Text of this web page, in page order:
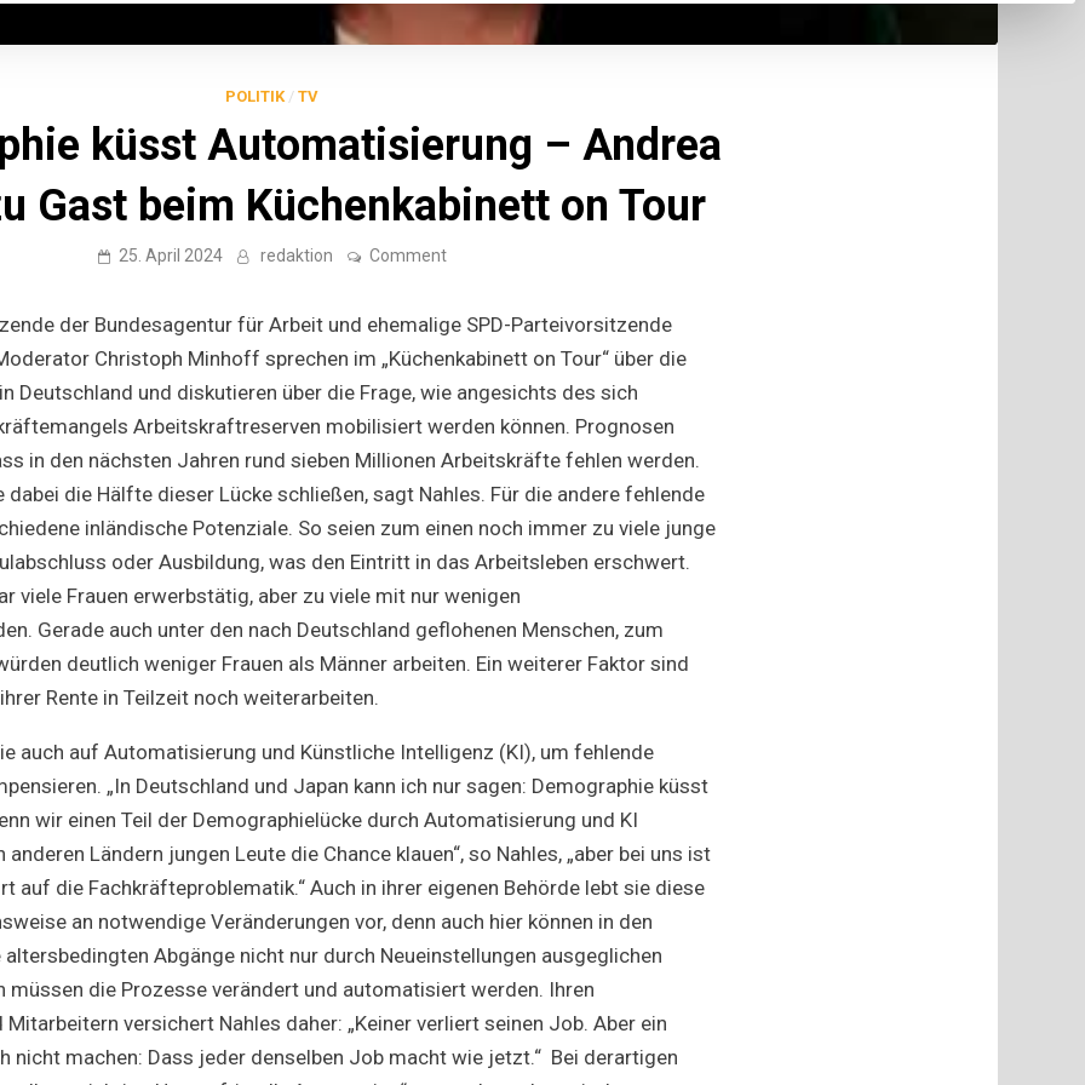
POLITIK/ TV
küsst Automatisierung – Andrea
Gast beim Küchenkabinett on Tour
25. April 2024 redaktion Commenton
–
Andrea
Nahles
zu
beim
Küchenkabinett
on
Tour
der Bundesagentur für Arbeit und ehemalige SPD-Parteivorsitzende
Christoph Minhoff sprechen im „Küchenkabinett on Tour“ über die
Deutschland und diskutieren über die Frage, wie angesichts des sich
Arbeitskraftreserven mobilisiert werden können. Prognosen
in den nächsten Jahren rund sieben Millionen Arbeitskräfte fehlen werden.
dabei die Hälfte dieser Lücke schließen, sagt Nahles. Für die andere fehlende
inländische Potenziale. So seien zum einen noch immer zu viele junge
oder Ausbildung, was den Eintritt in das Arbeitsleben erschwert.
viele Frauen erwerbstätig, aber zu viele mit nur wenigen
Gerade auch unter den nach Deutschland geflohenen Menschen, zum
deutlich weniger Frauen als Männer arbeiten. Ein weiterer Faktor sind
Rente in Teilzeit noch weiterarbeiten.
auch auf Automatisierung und Künstliche Intelligenz (KI), um fehlende
„In Deutschland und Japan kann ich nur sagen: Demographie küsst
wir einen Teil der Demographielücke durch Automatisierung und KI
Ländern jungen Leute die Chance klauen“, so Nahles, „aber bei uns ist
auf die Fachkräfteproblematik.“ Auch in ihrer eigenen Behörde lebt sie diese
an notwendige Veränderungen vor, denn auch hier können in den
Abgänge nicht nur durch Neueinstellungen ausgeglichen
müssen die Prozesse verändert und automatisiert werden. Ihren
versichert Nahles daher: „Keiner verliert seinen Job. Aber ein
nicht machen: Dass jeder denselben Job macht wie jetzt.“ Bei derartigen